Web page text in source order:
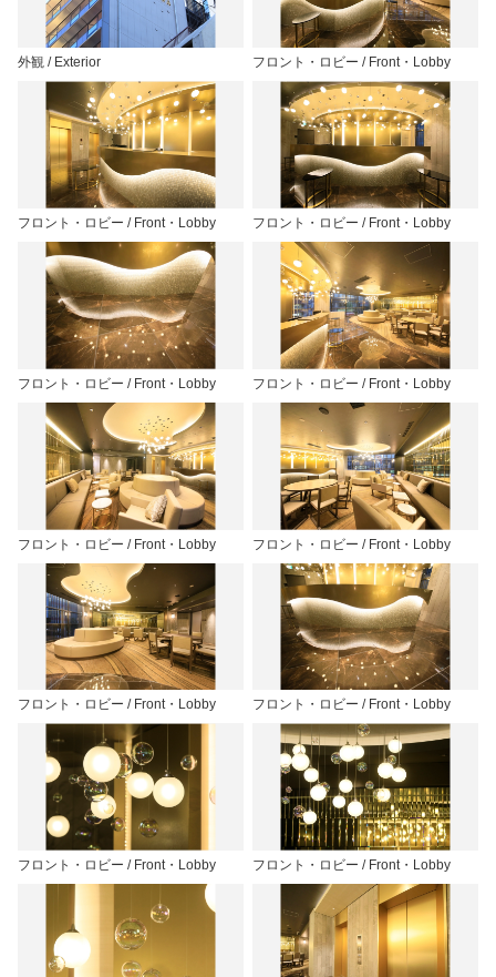
外観 / Exterior フロント・ロビー / Front・Lobby
フロント・ロビー / Front・Lobby フロント・ロビー / Front・Lobby
フロント・ロビー / Front・Lobby フロント・ロビー / Front・Lobby
フロント・ロビー / Front・Lobby フロント・ロビー / Front・Lobby
フロント・ロビー / Front・Lobby フロント・ロビー / Front・Lobby
フロント・ロビー / Front・Lobby フロント・ロビー / Front・Lobby